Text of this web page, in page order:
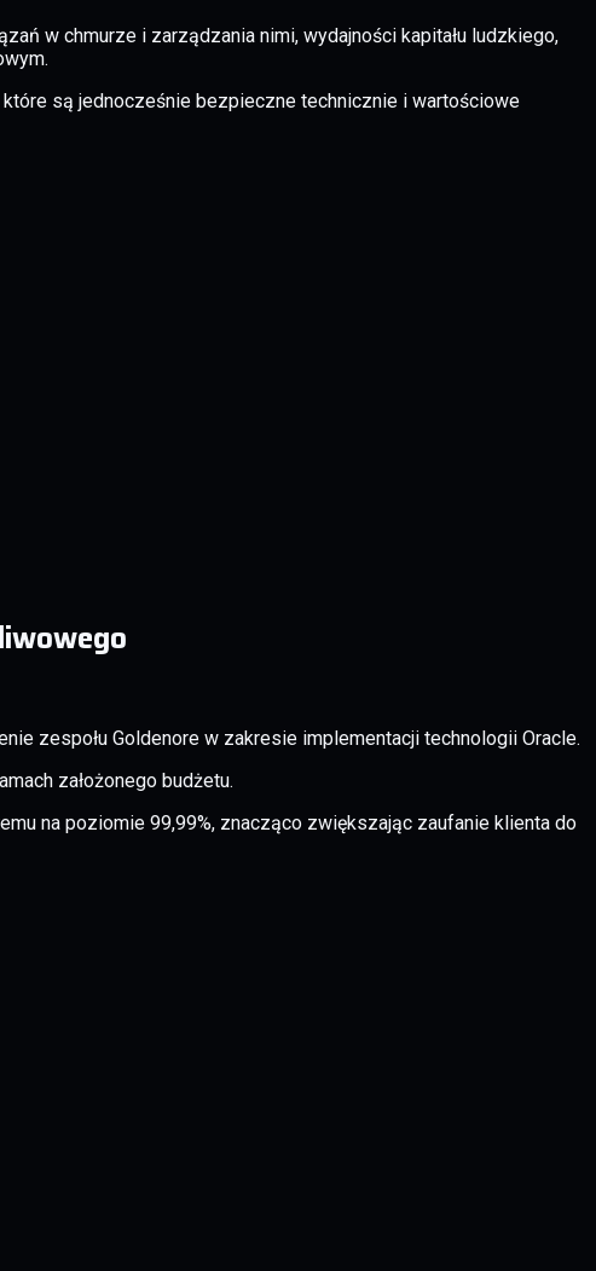
w chmurze i zarządzania nimi, wydajności kapitału ludzkiego,
są jednocześnie bezpieczne technicznie i wartościowe
zespołu Goldenore w zakresie implementacji technologii Oracle.
założonego budżetu.
na poziomie 99,99%, znacząco zwiększając zaufanie klienta do